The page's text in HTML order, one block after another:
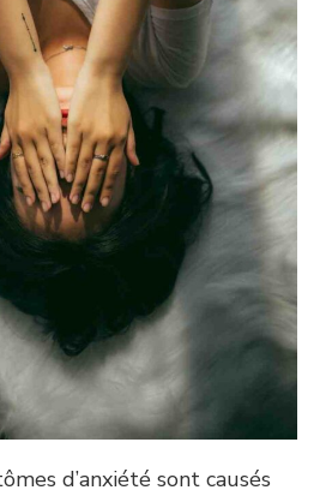
d’anxiété sont causés